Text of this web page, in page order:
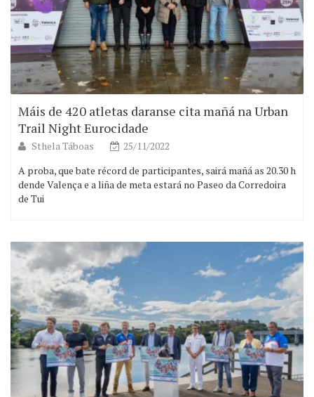
Máis de 420 atletas daranse cita mañá na Urban
Trail Night Eurocidade
Sthela Táboas
25/11/2022
A proba, que bate récord de participantes, sairá mañá as 20.30 h
dende Valença e a liña de meta estará no Paseo da Corredoira
de Tui